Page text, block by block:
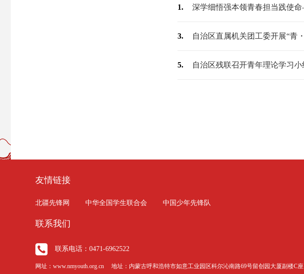
1.
3.
5.
友情链接
北疆先锋网 中华全国学生联合会 中国少年先锋队
联系我们
联系电话：0471-6962522
网址：www.nmyouth.org.cn 地址：内蒙古呼和浩特市如意工业园区科尔沁南路69号留创园大厦副楼C座